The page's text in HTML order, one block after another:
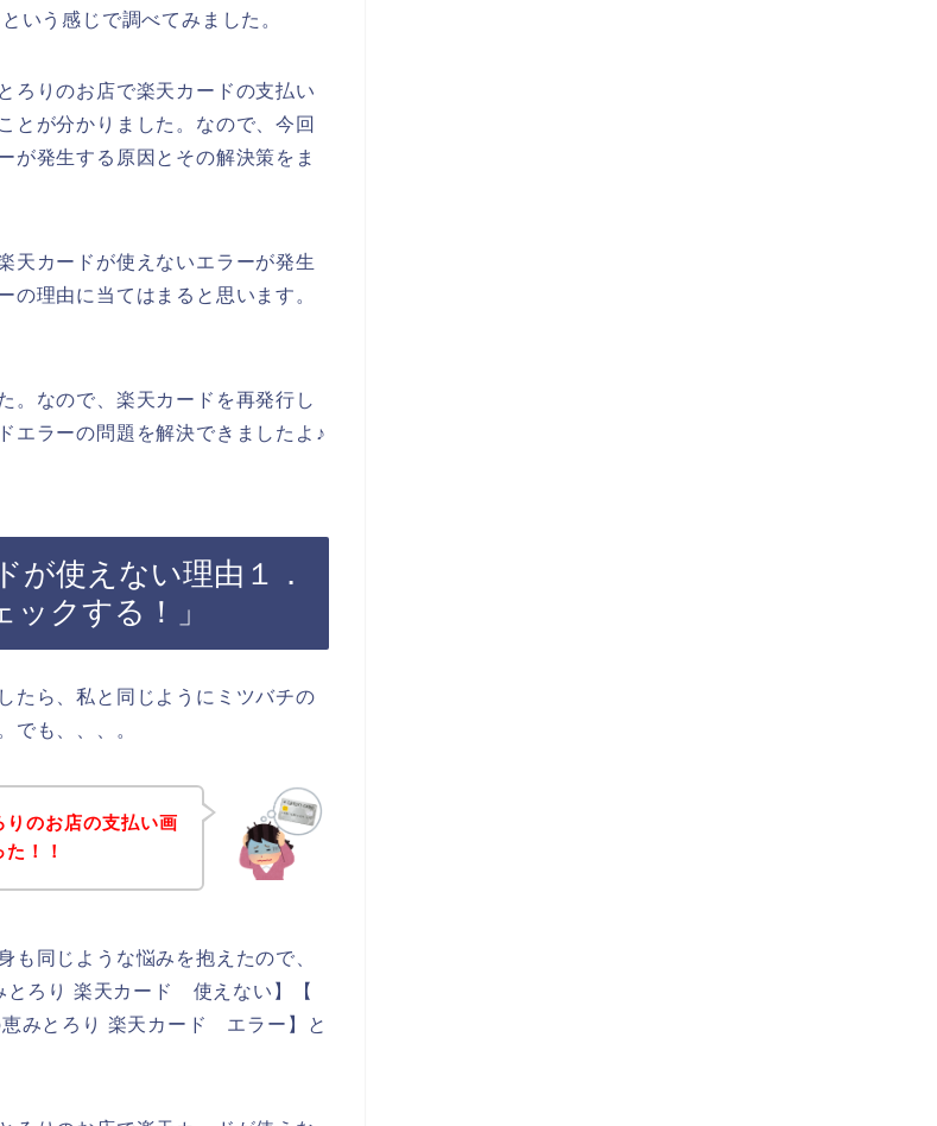
いう感じで調べてみました。
ろりのお店で楽天カードの支払い
とが分かりました。なので、今回
が発生する原因とその解決策をま
天カードが使えないエラーが発生
の理由に当てはまると思います。
。なので、楽天カードを再発行し
エラーの問題を解決できましたよ♪
が使えない理由１．
ックする！」
たら、私と同じようにミツバチの
でも、、、。
のお店の支払い画
！！
も同じような悩みを抱えたので、
とろり 楽天カード 使えない】【
みとろり 楽天カード エラー】と